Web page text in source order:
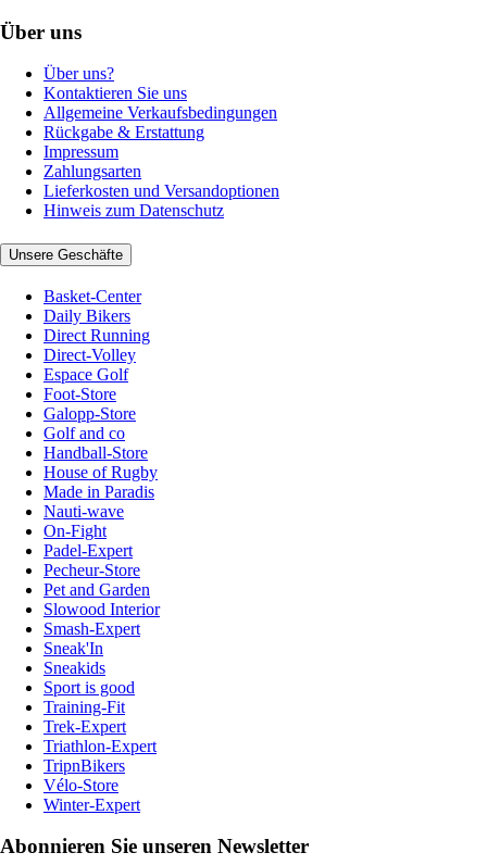
Über uns
Über uns?
Kontaktieren Sie uns
Allgemeine Verkaufsbedingungen
Rückgabe & Erstattung
Impressum
Zahlungsarten
Lieferkosten und Versandoptionen
Hinweis zum Datenschutz
Unsere Geschäfte
Basket-Center
Daily Bikers
Direct Running
Direct-Volley
Espace Golf
Foot-Store
Galopp-Store
Golf and co
Handball-Store
House of Rugby
Made in Paradis
Nauti-wave
On-Fight
Padel-Expert
Pecheur-Store
Pet and Garden
Slowood Interior
Smash-Expert
Sneak'In
Sneakids
Sport is good
Training-Fit
Trek-Expert
Triathlon-Expert
TripnBikers
Vélo-Store
Winter-Expert
Abonnieren Sie unseren Newsletter